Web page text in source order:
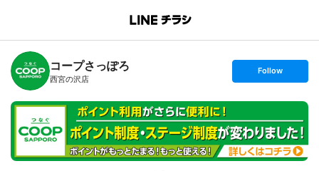
B
n
c
h
T
コープさっぽろ
西宮の沢店
s
t
o
o
w
Follow